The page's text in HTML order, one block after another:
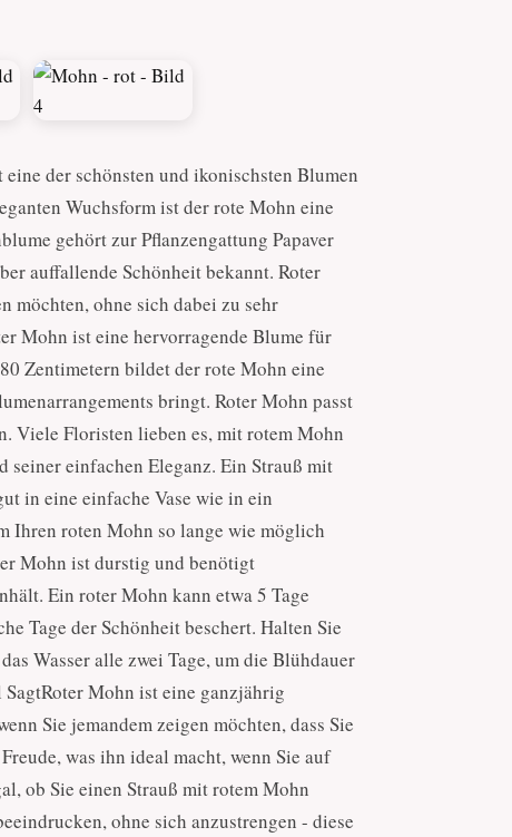
der schönsten und ikonischsten Blumen
Wuchsform ist der rote Mohn eine
gehört zur Pflanzengattung Papaver
auffallende Schönheit bekannt. Roter
möchten, ohne sich dabei zu sehr
Mohn ist eine hervorragende Blume für
Zentimetern bildet der rote Mohn eine
bringt. Roter Mohn passt
Viele Floristen lieben es, mit rotem Mohn
seiner einfachen Eleganz. Ein Strauß mit
in eine einfache Vase wie in ein
Ihren roten Mohn so lange wie möglich
Mohn ist durstig und benötigt
Ein roter Mohn kann etwa 5 Tage
Tage der Schönheit beschert. Halten Sie
Wasser alle zwei Tage, um die Blühdauer
Mohn ist eine ganzjährig
Sie jemandem zeigen möchten, dass Sie
was ihn ideal macht, wenn Sie auf
ob Sie einen Strauß mit rotem Mohn
ohne sich anzustrengen - diese